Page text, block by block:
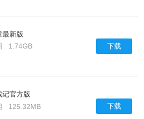
最新版
1.74GB 下载
记官方版
125.32MB 下载